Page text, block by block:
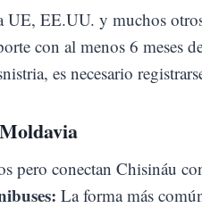
UE, EE.UU. y muchos
con al menos 6 meses
es necesario
pero conectan Chisináu
La forma más